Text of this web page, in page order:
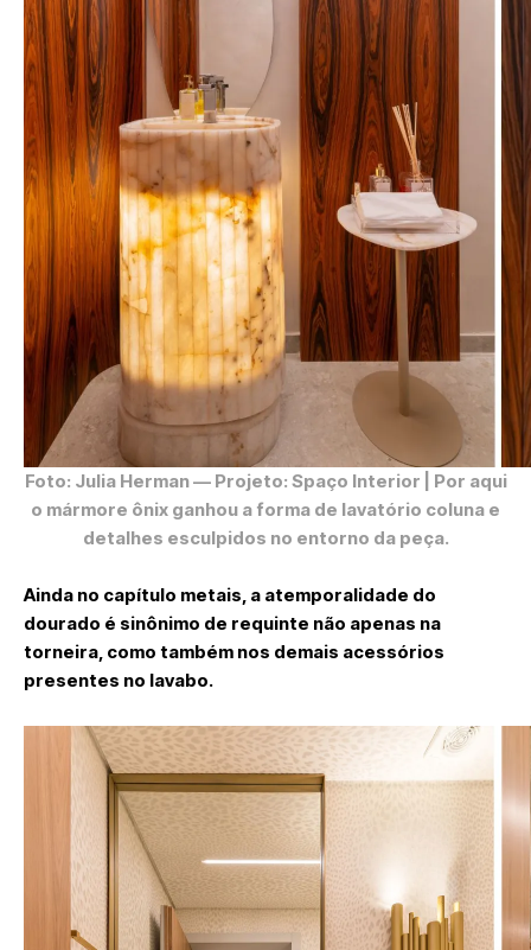
Foto: Julia Herman— Projeto: Spaço Interior | Por aqui
o mármore ônix ganhou a forma de lavatório coluna e
detalhes esculpidos no entorno da peça.
Ainda no capítulo metais, a atemporalidade do
dourado é sinônimo de requinte não apenas na
torneira, como também nos demais acessórios
presentes no lavabo.